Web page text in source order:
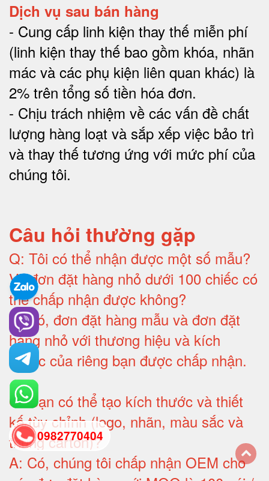
Dịch vụ sau bán hàng
- Cung cấp linh kiện thay thế miễn phí
(linh kiện thay thế bao gồm khóa, nhãn
mác và các phụ kiện liên quan khác) là
2% trên tổng số tiền hóa đơn.
- Chịu trách nhiệm về các vấn đề chất
lượng hàng loạt và sắp xếp việc bảo trì
và thay thế tương ứng với mức phí của
chúng tôi.
Câu hỏi thường gặp
Q: Tôi có thể nhận được một số mẫu?
Và đơn đặt hàng nhỏ dưới 100 chiếc có
thể chấp nhận được không?
A:Có, đơn đặt hàng mẫu và đơn đặt
hàng nhỏ với thương hiệu và kích
thước của riêng bạn được chấp nhận.
Q:Bạn có thể tạo kích thước và thiết
kế tùy chỉnh (logo, nhãn, màu sắc và
thùng carton)?
A: Có, chúng tôi chấp nhận OEM cho
0982770404